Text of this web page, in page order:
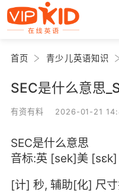
首页 青少儿英语知识
SEC是什么意思
有资有料 2026-01-21
SEC是什么意思
音标:英 [sek]美 [sɛk]
[计] 秒, 辅助[化] 尺